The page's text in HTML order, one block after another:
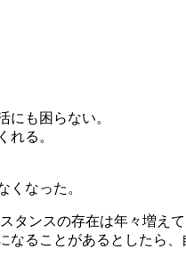
にも困らない。
れる。
くなった。
タンスの存在は年々増えて
ることがあるとしたら